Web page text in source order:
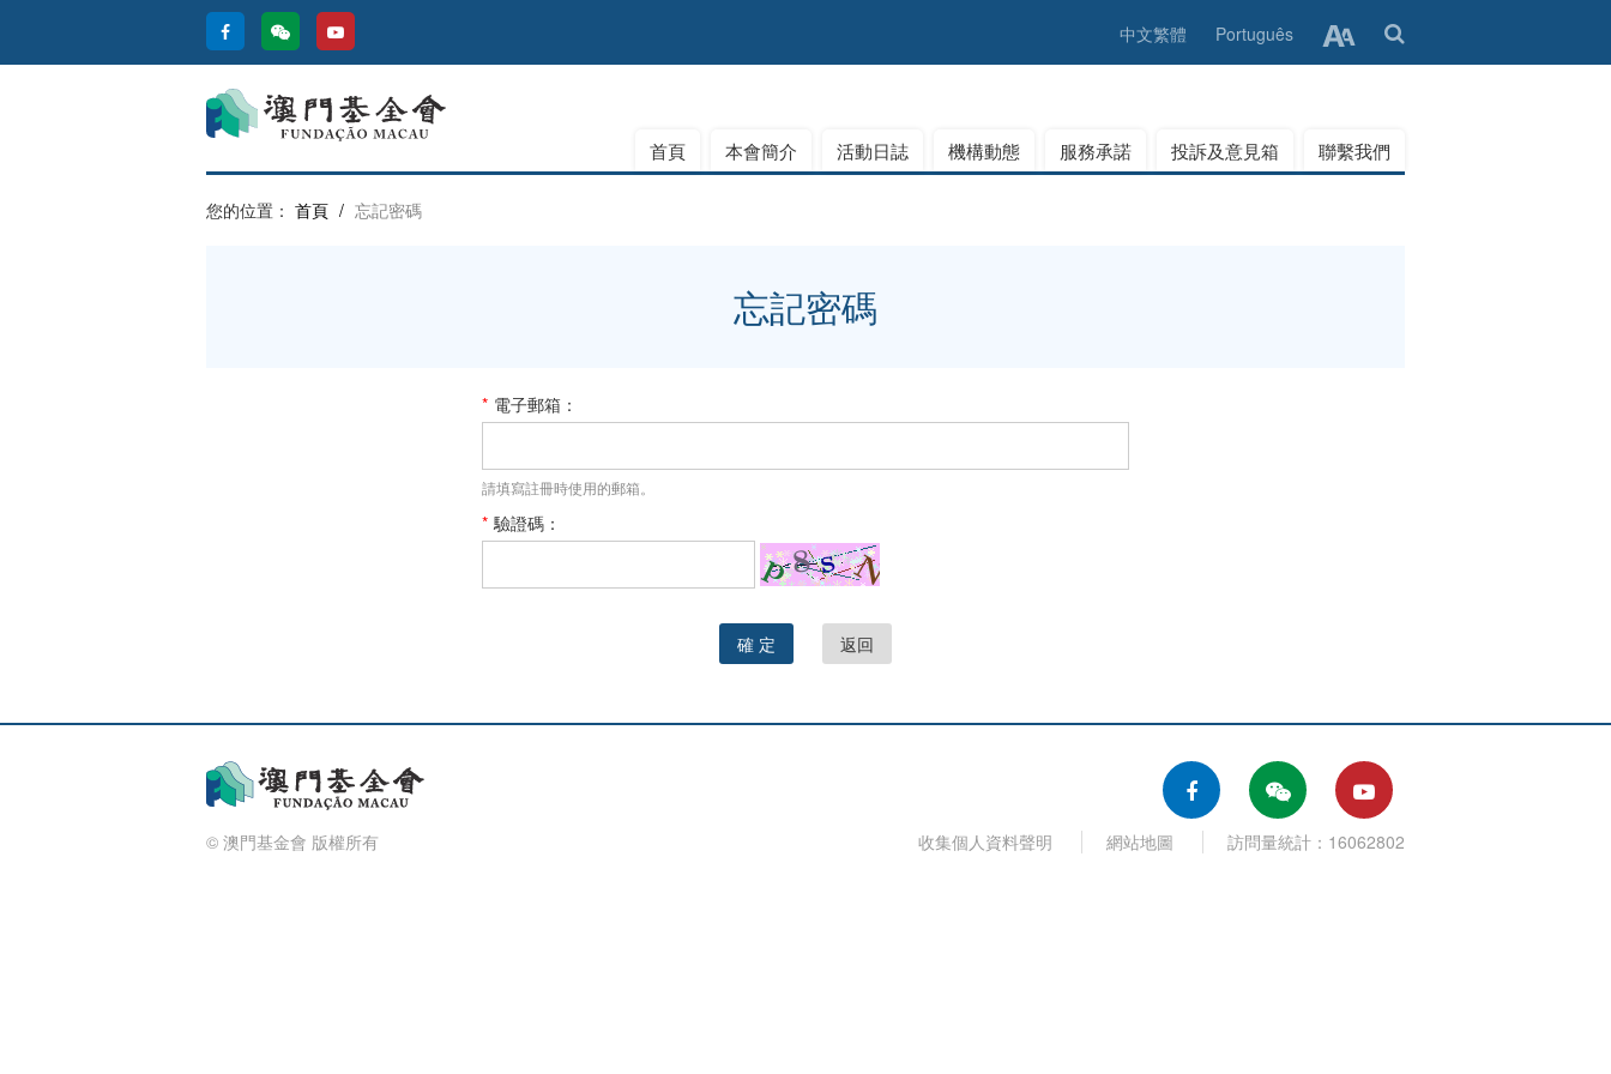
中文繁體 Português
首頁 本會簡介 活動日誌 機構動態 服務承諾 投訴及意見箱 聯繫我們
您的位置： 首頁 / 忘記密碼
忘記密碼
* 電子郵箱：
請填寫註冊時使用的郵箱。
* 驗證碼：
確 定 返回
© 澳門基金會 版權所有 收集個人資料聲明 網站地圖 訪問量統計：16062802